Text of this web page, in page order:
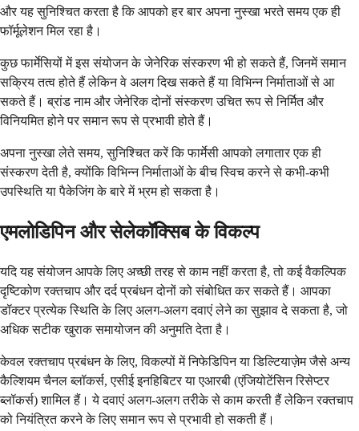
और यह सुनिश्चित करता है कि आपको हर बार अपना नुस्खा भरते समय एक ही
फॉर्मूलेशन मिल रहा है।
कुछ फार्मेसियों में इस संयोजन के जेनेरिक संस्करण भी हो सकते हैं, जिनमें समान
सक्रिय तत्व होते हैं लेकिन वे अलग दिख सकते हैं या विभिन्न निर्माताओं से आ
सकते हैं। ब्रांड नाम और जेनेरिक दोनों संस्करण उचित रूप से निर्मित और
विनियमित होने पर समान रूप से प्रभावी होते हैं।
अपना नुस्खा लेते समय, सुनिश्चित करें कि फार्मेसी आपको लगातार एक ही
संस्करण देती है, क्योंकि विभिन्न निर्माताओं के बीच स्विच करने से कभी-कभी
उपस्थिति या पैकेजिंग के बारे में भ्रम हो सकता है।
एमलोडिपिन और सेलेकॉक्सिब के विकल्प
यदि यह संयोजन आपके लिए अच्छी तरह से काम नहीं करता है, तो कई वैकल्पिक
दृष्टिकोण रक्तचाप और दर्द प्रबंधन दोनों को संबोधित कर सकते हैं। आपका
डॉक्टर प्रत्येक स्थिति के लिए अलग-अलग दवाएं लेने का सुझाव दे सकता है, जो
अधिक सटीक खुराक समायोजन की अनुमति देता है।
केवल रक्तचाप प्रबंधन के लिए, विकल्पों में निफेडिपिन या डिल्टियाज़ेम जैसे अन्य
कैल्शियम चैनल ब्लॉकर्स, एसीई इनहिबिटर या एआरबी (एंजियोटेंसिन रिसेप्टर
ब्लॉकर्स) शामिल हैं। ये दवाएं अलग-अलग तरीके से काम करती हैं लेकिन रक्तचाप
को नियंत्रित करने के लिए समान रूप से प्रभावी हो सकती हैं।